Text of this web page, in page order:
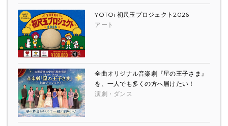
YOTOi 初尺玉プロジェクト2026
アート
全曲オリジナル音楽劇『星の王子さま』
を、一人でも多くの方へ届けたい！
演劇・ダンス